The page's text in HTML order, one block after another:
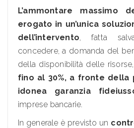
L’ammontare massimo
erogato in un’unica
dell’intervento, fatta
concedere, a domanda del
della disponibilità delle risorse,
fino al 30%, a fronte della
idonea garanzia
imprese bancarie.
In generale è previsto un